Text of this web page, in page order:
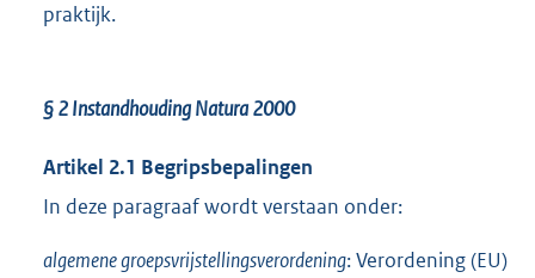
praktijk.
§ 2Instandhouding Natura 2000
Artikel 2.1 Begripsbepalingen
In deze paragraaf wordt verstaan onder:
algemene groepsvrijstellingsverordening: Verordening (EU)